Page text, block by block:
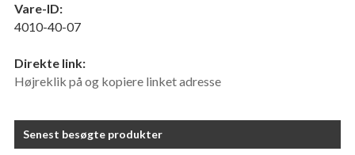
Vare-ID:
4010-40-07
Direkte link:
Højreklik på og kopiere linket adresse
Senest besøgte produkter